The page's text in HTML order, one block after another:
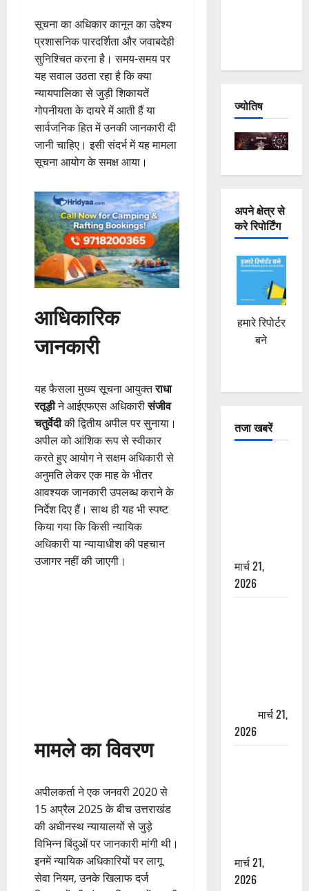
सूचना का अधिकार कानून का उद्देश्य
प्रशासनिक पारदर्शिता और जवाबदेही
सुनिश्चित करना है। समय-समय पर
यह सवाल उठता रहा है कि क्या
न्यायपालिका से जुड़ी शिकायतें
गोपनीयता के दायरे में आती हैं या
सार्वजनिक हित में उनकी जानकारी दी
जानी चाहिए। इसी संदर्भ में यह मामला
सूचना आयोग के समक्ष आया।
आधिकारिक
जानकारी
यह फैसला मुख्य सूचना आयुक्तराधा
रतूड़ीने आईएफएस अधिकारीसंजीव
चतुर्वेदीकी द्वितीय अपील पर सुनाया।
अपील को आंशिक रूप से स्वीकार
करते हुए आयोग ने सक्षम अधिकारी से
अनुमति लेकर एक माह के भीतर
आवश्यक जानकारी उपलब्ध कराने के
निर्देश दिए हैं। साथ ही यह भी स्पष्ट
किया गया कि किसी न्यायिक
अधिकारी या न्यायाधीश की पहचान
उजागर नहीं की जाएगी।
मामले का विवरण
अपीलकर्ता ने एक जनवरी 2020 से
15 अप्रैल 2025 के बीच उत्तराखंड
की अधीनस्थ न्यायालयों से जुड़े
विभिन्न बिंदुओं पर जानकारी मांगी थी।
इनमें न्यायिक अधिकारियों पर लागू
सेवा नियम, उनके खिलाफ दर्ज
ज्योतिष
अपने क्षेत्र से
करे रिपोर्टिंग
हमारे रिपोर्टर
बने
तजा खबरें
मार्च 21,
2026
मार्च 21,
2026
मार्च 21,
2026